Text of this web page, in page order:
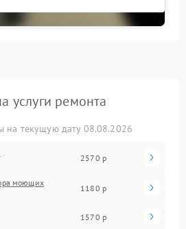
услуги ремонта
на текущую дату 08.08.2026
2570 р
моющих
1180 р
1570 р